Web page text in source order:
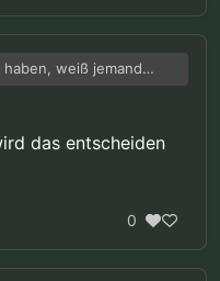
weiß jemand
soll? War ja
Jahr auf der
das entscheiden
0